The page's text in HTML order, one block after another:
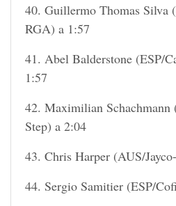
40. Guillermo Thomas Silva
RGA) a 1:57
41. Abel Balderstone (ESP/
1:57
42. Maximilian Schachmann
Step) a 2:04
43. Chris Harper (AUS/
44. Sergio Samitier (ESP/